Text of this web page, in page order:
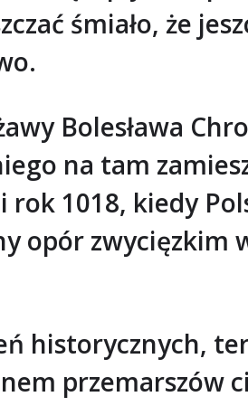
śmiało, że
Bolesława
na tam
1018, kiedy
opór zwycięzkim
historycznych,
przemarszów